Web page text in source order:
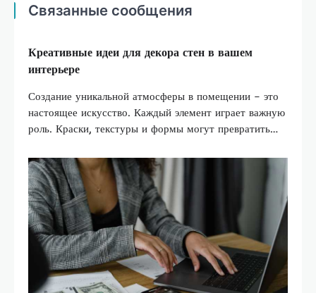
Связанные сообщения
Креативные идеи для декора стен в вашем
интерьере
Создание уникальной атмосферы в помещении – это
настоящее искусство. Каждый элемент играет важную
роль. Краски, текстуры и формы могут превратить…